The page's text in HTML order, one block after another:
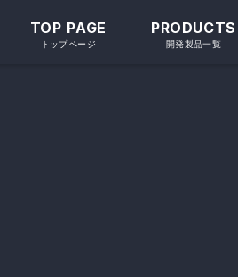
TOP PAGE
トップページ
PRODUCTS
開発製品一覧